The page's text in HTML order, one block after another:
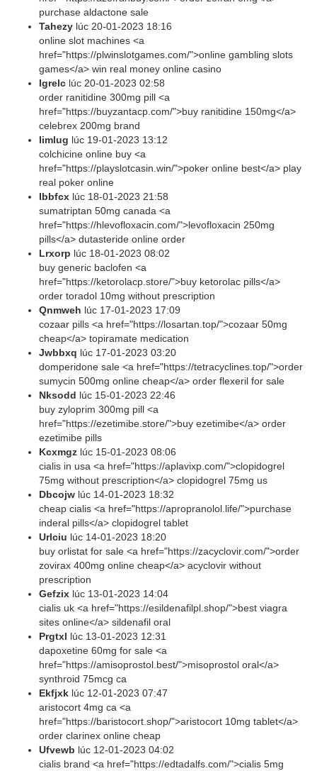
purchase aldactone sale
Tahezy lúc 20-01-2023 18:16
online slot machines <a
href="https://plwinslotgames.com/">online gambling slots
games</a> win real money online casino
Igrelc lúc 20-01-2023 02:58
order ranitidine 300mg pill <a
href="https://buyzantacp.com/">buy ranitidine 150mg</a>
celebrex 200mg brand
Iimlug lúc 19-01-2023 13:12
colchicine online buy <a
href="https://playslotcasin.win/">poker online best</a> play
real poker online
Ibbfcx lúc 18-01-2023 21:58
sumatriptan 50mg canada <a
href="https://hlevofloxacin.com/">levofloxacin 250mg
pills</a> dutasteride online order
Lrxorp lúc 18-01-2023 08:02
buy generic baclofen <a
href="https://ketorolacp.store/">buy ketorolac pills</a>
order toradol 10mg without prescription
Qnmweh lúc 17-01-2023 17:09
cozaar pills <a href="https://losartan.top/">cozaar 50mg
cheap</a> topiramate medication
Jwbbxq lúc 17-01-2023 03:20
domperidone sale <a href="https://tetracyclines.top/">order
sumycin 500mg online cheap</a> order flexeril for sale
Nksodd lúc 15-01-2023 22:46
buy zyloprim 300mg pill <a
href="https://ezetimibe.store/">buy ezetimibe</a> order
ezetimibe pills
Kcxmgz lúc 15-01-2023 08:06
cialis in usa <a href="https://aplavixp.com/">clopidogrel
75mg without prescription</a> clopidogrel 75mg us
Dbcojw lúc 14-01-2023 18:32
cheap cialis <a href="https://apropranolol.life/">purchase
inderal pills</a> clopidogrel tablet
Urlciu lúc 14-01-2023 18:20
buy orlistat for sale <a href="https://zacyclovir.com/">order
zovirax 400mg online cheap</a> acyclovir without
prescription
Gefzix lúc 13-01-2023 14:04
cialis uk <a href="https://esildenafilpl.shop/">best viagra
sites online</a> sildenafil oral
Prgtxl lúc 13-01-2023 12:31
dapoxetine 60mg for sale <a
href="https://amisoprostol.best/">misoprostol oral</a>
synthroid 75mcg ca
Ekfjxk lúc 12-01-2023 07:47
aristocort 4mg ca <a
href="https://baristocort.shop/">aristocort 10mg tablet</a>
order clarinex online cheap
Ufvewb lúc 12-01-2023 04:02
cialis brand <a href="https://edtadalfs.com/">cialis 5mg